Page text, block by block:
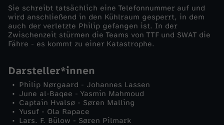
n
h
g
e
Sie schreibt tatsächlich eine Telefonnummer auf und
wird anschließend in den Kühlraum gesperrt, in dem
auch der verletzte Philip gefangen ist. In der
Zwischenzeit stürmen die Teams von TTF und SWAT die
Fähre - es kommt zu einer Katastrophe.
Darsteller*innen
Philip Nørgaard - Johannes Lassen
June al-Baqee - Yasmin Mahmoud
Captain Hvalsø - Søren Malling
Yusuf - Ola Rapace
Lars. F. Bülow - Søren Pilmark